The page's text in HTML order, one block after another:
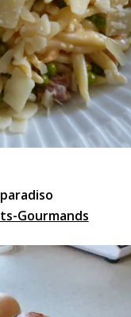
Gourmands